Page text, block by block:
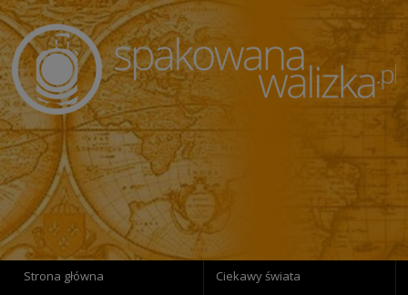
Strona główna
Ciekawy świata